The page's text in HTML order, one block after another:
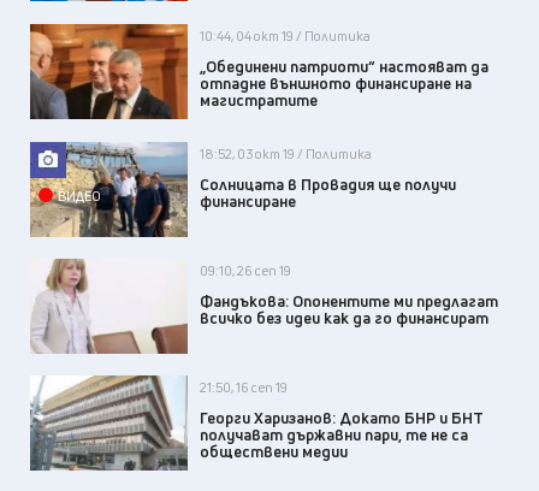
10:44, 04 окт 19 / Политика
„Обединени патриоти“ настояват да
отпадне външното финансиране на
магистратите
ВИДЕО
18:52, 03 окт 19 / Политика
Солницата в Провадия ще получи
финансиране
09:10, 26 сеп 19
Фандъкова: Опонентите ми предлагат
всичко без идеи как да го финансират
21:50, 16 сеп 19
Георги Харизанов: Докато БНР и БНТ
получават държавни пари, те не са
обществени медии